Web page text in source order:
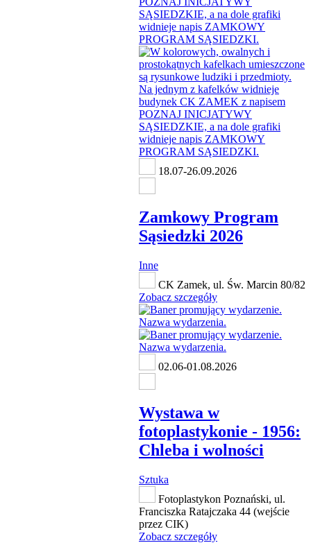
18.07-26.09.2026
Zamkowy Program
Sąsiedzki 2026
Inne
CK Zamek, ul. Św. Marcin 80/82
Zobacz szczegóły
02.06-01.08.2026
Wystawa w
fotoplastykonie - 1956:
Chleba i wolności
Sztuka
Fotoplastykon Poznański, ul.
Franciszka Ratajczaka 44 (wejście
przez CIK)
Zobacz szczegóły